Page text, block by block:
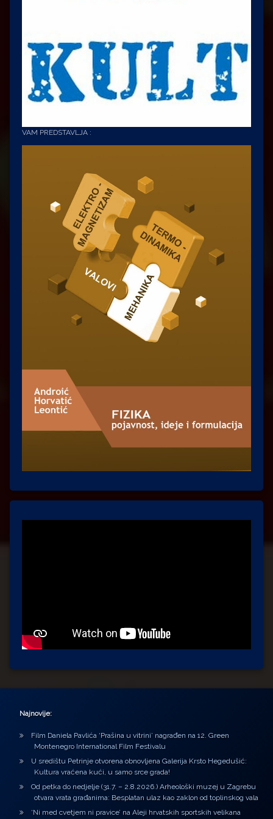
VAM PREDSTAVLJA :
Najnovije:
Film Daniela Pavlića ‘Prašina u vitrini’ nagrađen na 12. Green
Montenegro International Film Festivalu
U središtu Petrinje otvorena obnovljena Galerija Krsto Hegedušić:
Kultura vraćena kući, u samo srce grada!
Od petka do nedjelje (31.7. – 2.8.2026.) Arheološki muzej u Zagrebu
otvara vrata građanima: Besplatan ulaz kao zaklon od toplinskog vala
‘Ni med cvetjem ni pravice’ na Aleji hrvatskih sportskih velikana